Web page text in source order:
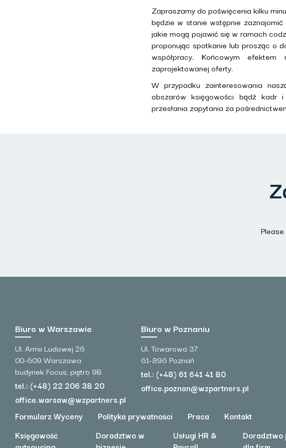
Zapraszamy do poświęcenia kilku
będzie w stanie wstępnie
jakie mogą pojawić się w ramach
proponując spotkanie lub prosząc o
współpracy. Końcowym efektem
zaprojektowanej oferty.
W przypadku zainteresowania
obszarów księgowości bądź kadr
przesłania zapytania za
Biuro w Warszawie
Ul. Armii Ludowej 26
00-609 Warszawa
budynek Focus, piętro 9B
tel.: (+48) 22 206 38 20
office.warsaw@wzpartners.pl
Biuro w Poznaniu
Ul. Towarowa 37
61-896 Poznań
tel.: (+48) 61 641 41 80
office.poznan@wzpartners.pl
Formularz Wyceny Polityka prywatności Praca
Kontakt
Księgowość
Doradztwo w
Usługi HR &
Doradztwo